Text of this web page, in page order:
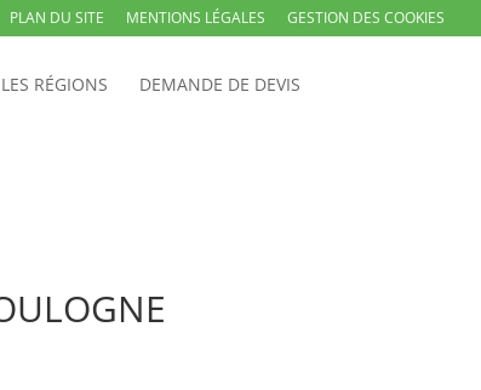
PLAN DU SITE MENTIONS LÉGALES GESTION DES COOKIES
RÉGIONS DEMANDE DE DEVIS